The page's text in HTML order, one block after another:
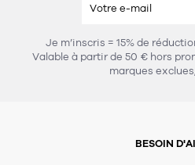
Je m’inscris = 15% de
Valable à partir de 50 € hors
marques
BESOIN